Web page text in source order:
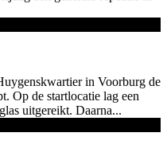
in Voorburg de
Op de startlocatie lag een
uitgereikt. Daarna...